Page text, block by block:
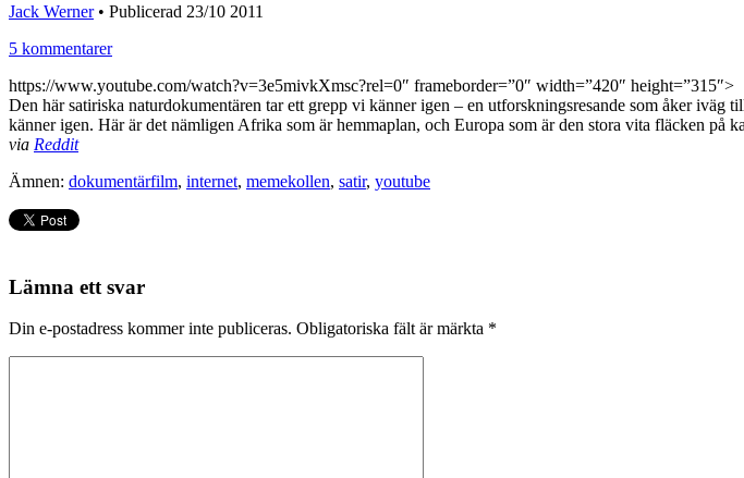
Jack Werner• Publicerad 23/10 2011
5 kommentarer
https://www.youtube.com/watch?v=3e5mivkXmsc?rel=0″ frameborder=”0″ width=”420″ height=”315″>
Den här satiriska naturdokumentären tar ett grepp vi känner igen – en utforskningsresande som åker
känner igen. Här är det nämligen Afrika som är hemmaplan, och Europa som är den stora vita fläcken på
via Reddit
Ämnen: dokumentärfilm, internet, memekollen, satir, youtube
Lämna ett svar
Din e-postadress kommer inte publiceras. Obligatoriska fält är märkta *